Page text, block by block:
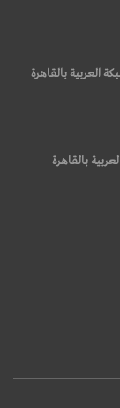
العربية بالقاهرة
بالقاهرة